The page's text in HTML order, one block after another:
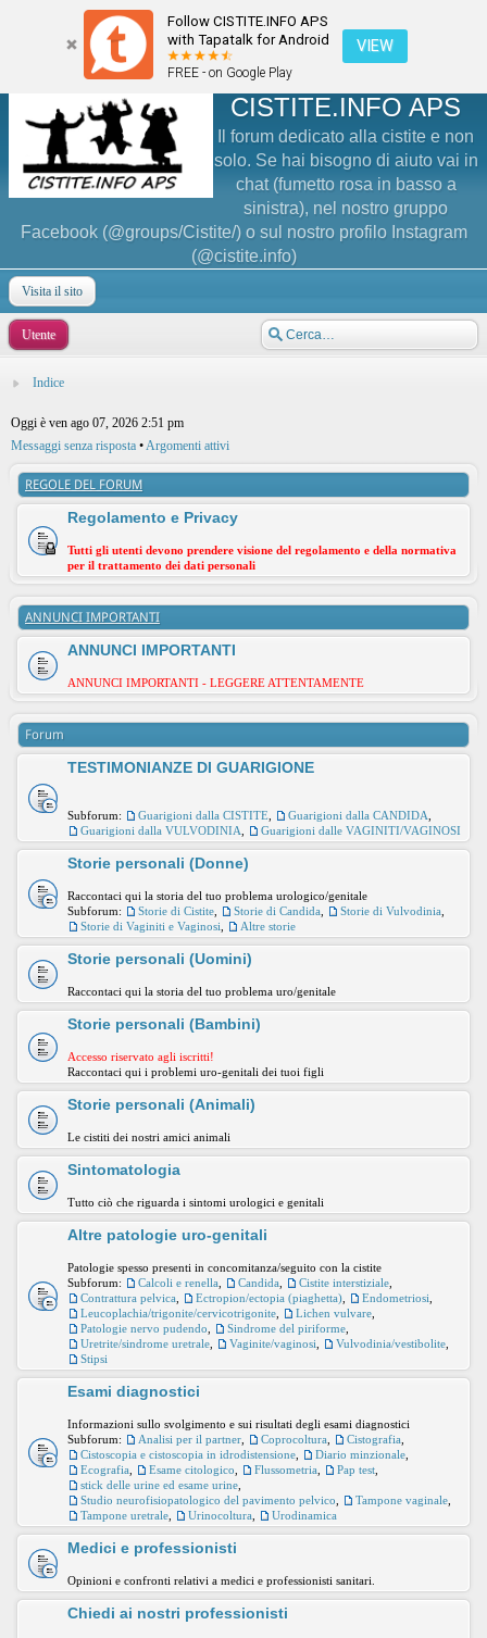
Follow CISTITE.INFO APS
with Tapatalk for Android
FREE - on Google Play
VIEW
CISTITE.INFO APS
Il forum dedicato alla cistite e non
solo. Se hai bisogno di aiuto vai in
chat (fumetto rosa in basso a
sinistra), nel nostro gruppo
Facebook (@groups/Cistite/) o sul nostro profilo Instagram
(@cistite.info)
Visita il sito
Utente
Indice
Oggi è ven ago 07, 2026 2:51 pm
Messaggi senza risposta •Argomenti attivi
REGOLE DEL FORUM
Regolamento e Privacy
Tutti gli utenti devono prendere visione del regolamento e della normativa
per il trattamento dei dati personali
ANNUNCI IMPORTANTI
ANNUNCI IMPORTANTI
ANNUNCI IMPORTANTI - LEGGERE ATTENTAMENTE
Forum
TESTIMONIANZE DI GUARIGIONE
Subforum: Guarigioni dalla CISTITE Guarigioni dalla CANDIDA
Guarigioni dalla VULVODINIA
Guarigioni dalle VAGINITI/VAGINOSI
Storie personali (Donne)
Raccontaci qui la storia del tuo problema urologico/genitale
Subforum:
Storie di Cistite Storie di Candida Storie di Vulvodinia
Storie di Vaginiti e Vaginosi
Altre storie
Storie personali (Uomini)
Raccontaci qui la storia del tuo problema uro/genitale
Storie personali (Bambini)
Accesso riservato agli iscritti!
Raccontaci qui i problemi uro-genitali dei tuoi figli
Storie personali (Animali)
Le cistiti dei nostri amici animali
Sintomatologia
Tutto ciò che riguarda i sintomi urologici e genitali
Altre patologie uro-genitali
Patologie spesso presenti in concomitanza/seguito con la cistite
Subforum:
Calcoli e renella Candida Cistite interstiziale
Contrattura pelvica
Ectropion/ectopia (piaghetta) Endometriosi
Leucoplachia/trigonite/cervicotrigonite
Lichen vulvare
Patologie nervo pudendo
Sindrome del piriforme
Uretrite/sindrome uretrale
Vaginite/vaginosi Vulvodinia/vestibolite
Stipsi
Esami diagnostici
Informazioni sullo svolgimento e sui risultati degli esami diagnostici
Subforum:
Analisi per il partner Coprocoltura Cistografia
Cistoscopia e cistoscopia in idrodistensione
Diario minzionale
Ecografia
Esame citologico Flussometria Pap test
stick delle urine ed esame urine
Studio neurofisiopatologico del pavimento pelvico
Tampone vaginale
Tampone uretrale
Urinocoltura Urodinamica
Medici e professionisti
Opinioni e confronti relativi a medici e professionisti sanitari.
Chiedi ai nostri professionisti